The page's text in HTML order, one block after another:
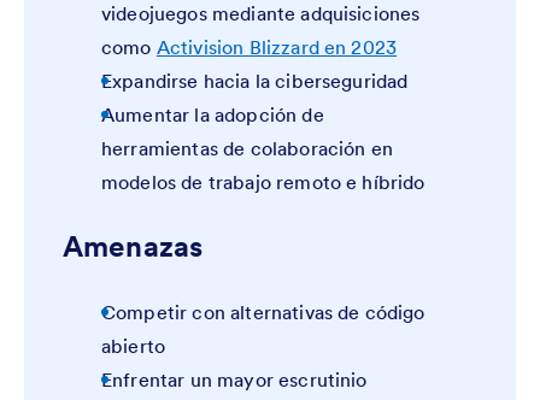
videojuegos mediante adquisiciones
como Activision Blizzard en 2023
Expandirse hacia la ciberseguridad
Aumentar la adopción de
herramientas de colaboración en
modelos de trabajo remoto e híbrido
Amenazas
Competir con alternativas de código
abierto
Enfrentar un mayor escrutinio